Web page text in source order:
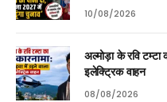
10/08/2026
अल्मोड़ा के रवि टम्टा
इलेक्ट्रिक वाहन
08/08/2026